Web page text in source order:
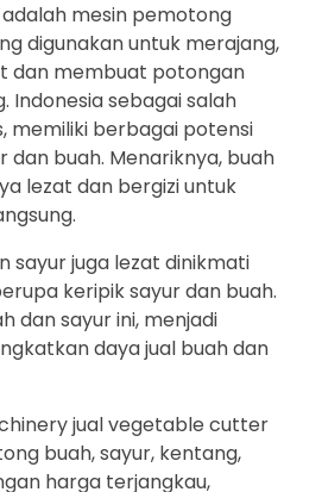
adalah mesin pemotong
digunakan untuk merajang,
dan membuat potongan
Indonesia sebagai salah
memiliki berbagai potensi
dan buah. Menariknya, buah
lezat dan bergizi untuk
sayur juga lezat dinikmati
keripik sayur dan buah.
dan sayur ini, menjadi
daya jual buah dan
jual vegetable cutter
buah, sayur, kentang,
harga terjangkau,